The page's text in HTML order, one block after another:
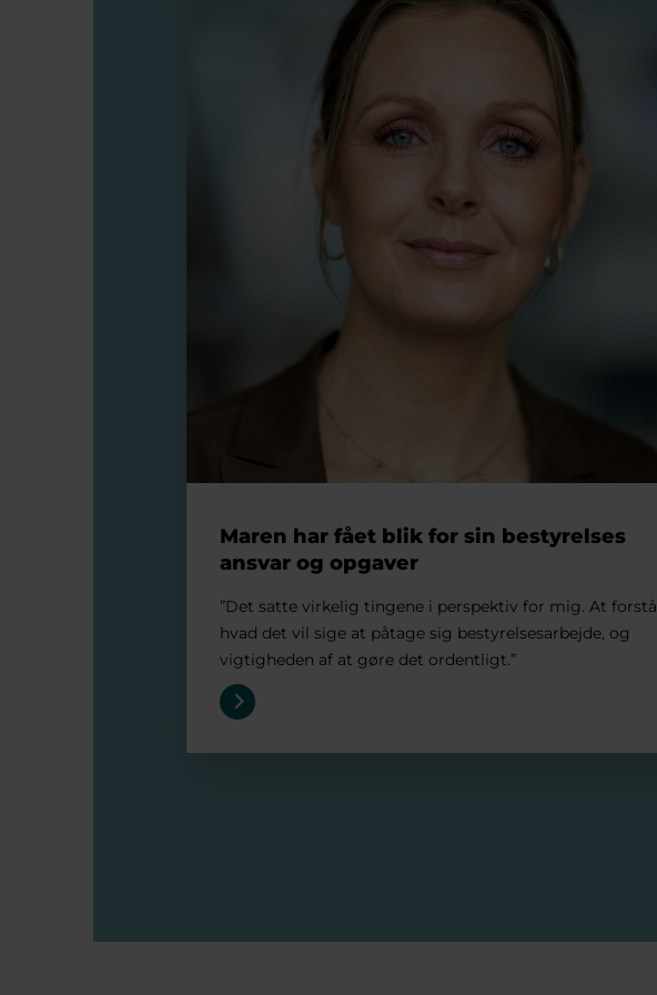
Maren har fået blik for sin bestyrelses
ansvar og opgaver
”Det satte virkelig tingene i perspektiv for mig. At forstå,
hvad det vil sige at påtage sig bestyrelsesarbejde, og
vigtigheden af at gøre det ordentligt.”